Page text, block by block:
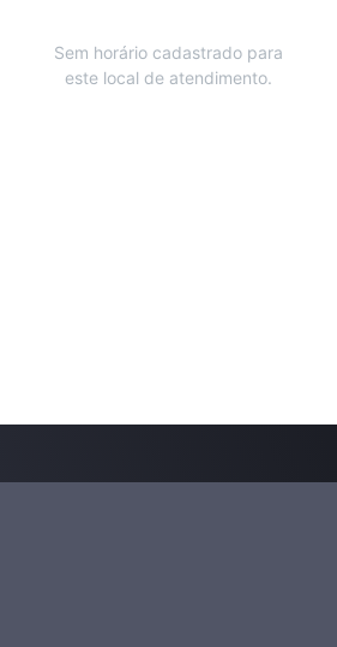
Sem horário cadastrado para
este local de atendimento.